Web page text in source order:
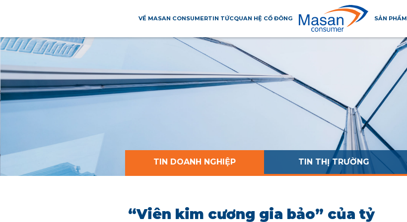
VỀ MASAN CONSUMERTIN TỨCQUAN HỆ CỔ ĐÔNG SẢN PHẨM
TIN DOANH NGHIỆP TIN THỊ TRƯỜNG
“Viên kim cương gia bảo” của tỷ